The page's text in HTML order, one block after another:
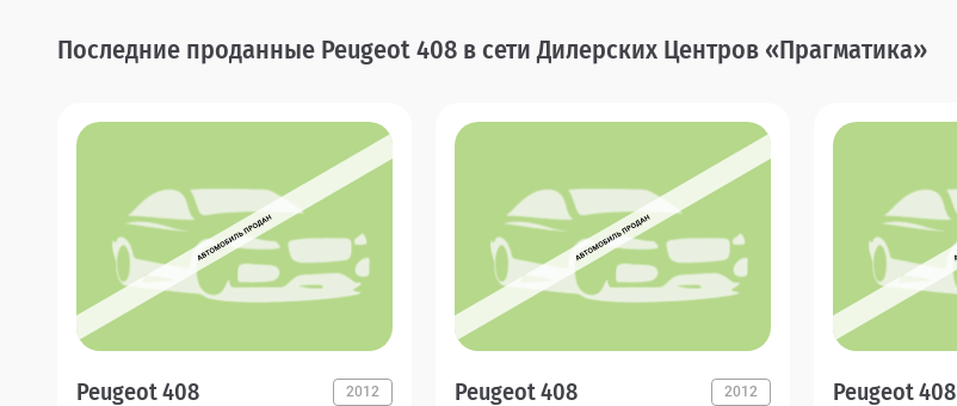
Последние проданные Peugeot 408 в сети Дилерских Центров «Прагматика»
Peugeot 408 2012 Peugeot 408 2012 Peugeot 408